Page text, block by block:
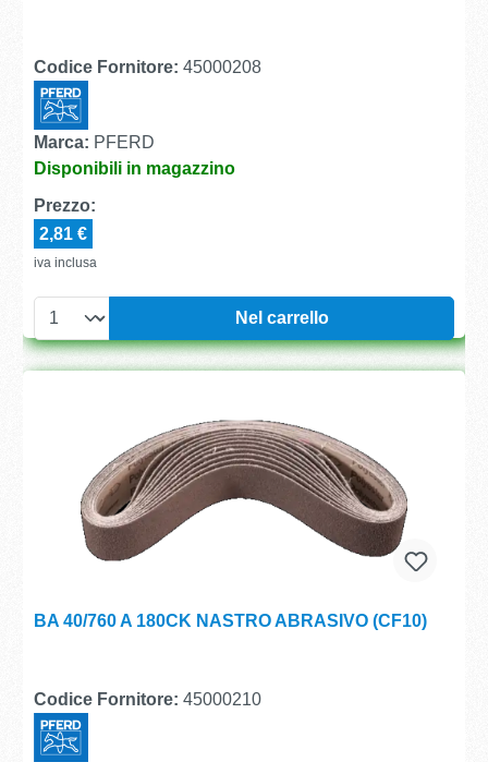
Codice Fornitore: 45000208
Marca: PFERD
Disponibili in magazzino
Prezzo:
2,81 €
iva inclusa
Nel carrello
BA 40/760 A 180CK NASTRO ABRASIVO (CF10)
Codice Fornitore: 45000210